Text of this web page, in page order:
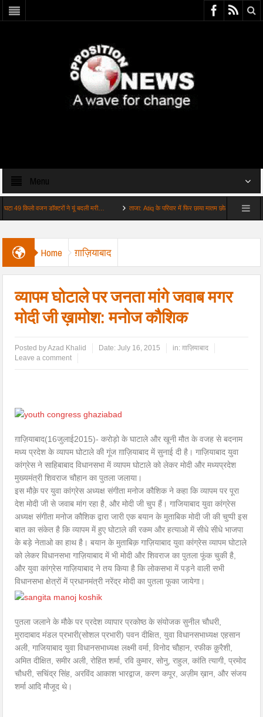
Menu
किलो वजन डॉक्टरों ने यूं बदली मरी… ताजा: Atiq के परिवार में फिर छाया मातम छोटे बेटे अबान की …
Home ग़ाज़ियाबाद
व्यापम घोटाले पर जनता मांगे जवाब मगर
मोदी जी ख़ामोश: मनोज कौशिक
Posted byAzad Khalid Date:July 16, 2015 in:ग़ाज़ियाबाद
Leave a comment
ग़ाज़ियाबाद(16जुलाई2015)- करोड़ो के घाटाले और खूनी मौत के वजह से बदनाम
मध्य प्रदेश के व्यापम घोटाले की गूंज ग़ाज़ियाबाद में सुनाई दी है। गाज़ियाबाद युवा
कांग्रेस ने साहिबाबाद विधानसभा में व्यापम घोटाले को लेकर मोदी और मध्यप्रदेश
मुख्यमंत्री शिवराज चौहान का पुतला जलाया।
इस मौक़े पर युवा कांग्रेस अध्यक्ष संगीता मनोज कौशिक ने कहा कि व्यापम पर पूरा
देश मोदी जी से जवाब मांग रहा है, और मोदी जी चुप हैं। गाजियाबाद युवा कांग्रेस
अध्यक्ष संगीता मनोज कौशिक द्वारा जारी एक बयान के मुताबिक मोदी जी की चुप्पी इस
बात का संकेत है कि व्यापम में हुए घोटाले की रकम और हत्याओ में सीधे सीधे भाजपा
के बड़े नेताओ का हाथ है। बयान के मुताबिक़ गाज़ियाबाद युवा कांग्रेस व्यापम घोटाले
को लेकर विधानसभा गाज़ियाबाद में भी मोदी और शिवराज का पुतला फूंक चुकी है,
और युवा कांग्रेस गाज़ियाबाद ने तय किया है कि लोकसभा में पड़ने वाली सभी
विधानसभा क्षेत्रों में प्रधानमंत्री नरेंद्र मोदी का पुतला फूका जायेगा।
पुतला जलाने के मौके पर प्रदेश व्यापार प्रकोष्ठ के संयोजक सुनील चौधरी,
मुरादाबाद मंडल प्रभारी(सोशल प्रभारी) पवन दीक्षित, युवा विधानसभाध्यक्ष एहसान
अली, गाजियाबाद युवा विधानसभाध्यक्ष लक्ष्मी वर्मा, विनोद चौहान, रफीक क़ुरैशी,
अमित दीक्षित, समीर अली, रोहित शर्मा, रवि कुमार, सोनु, राहुल, कांति त्यागी, प्रमोद
चौधरी, सचिंद्र सिंह, अरविंद आकाश भारद्वाज, करण कपूर, अज़ीम ख़ान, और संजय
शर्मा आदि मौजूद थे।